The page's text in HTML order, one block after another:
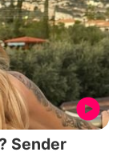
Sender